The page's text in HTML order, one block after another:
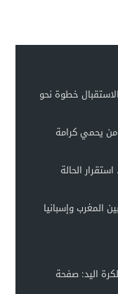
تهمة النصب عن محمد
الفوركي تابريكت – سلا
خطوة نحو
يحمي كرامة
الحالة
المغرب وإسبانيا
اليد: صفحة